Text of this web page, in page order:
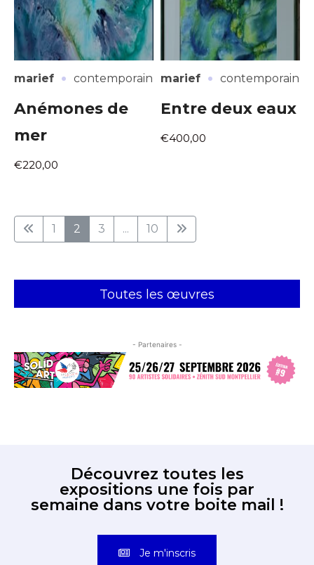
marief · contemporain
Anémones de
mer
€220,00
marief · contemporain
Entre deux eaux
€400,00
1 2 3 ... 10
Toutes les œuvres
- Partenaires -
Découvrez toutes les
expositions une fois par
semaine dans votre boite mail !
Je m'inscris